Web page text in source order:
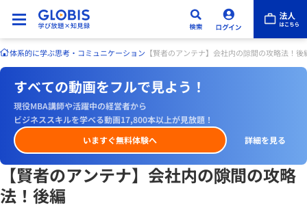
体系的に学ぶ思考・コミュニケーション 【賢者のアンテナ】会社内の隙間の攻略法！後
すべての動画をフルで見よう！
現役MBA講師や活躍中の経営者から
ビジネススキルを学べる動画17,800本以上が見放題！
いますぐ無料体験へ
詳細を見る
【賢者のアンテナ】会社内の隙間の攻略
法！後編